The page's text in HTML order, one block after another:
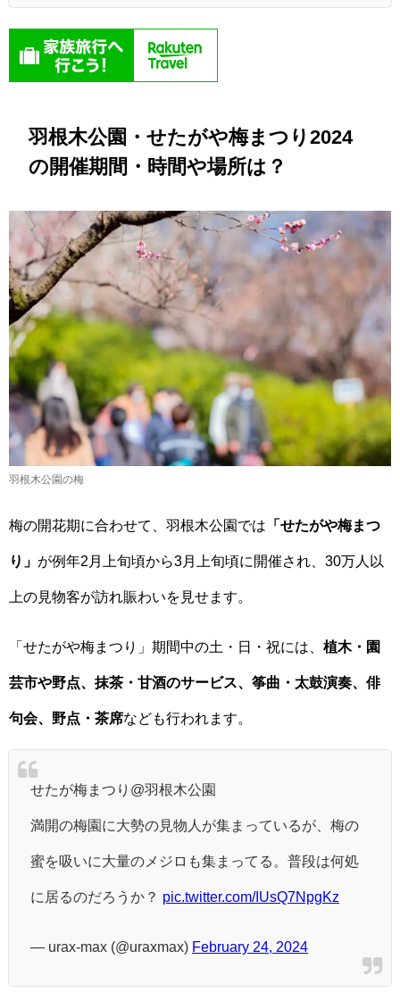
羽根木公園・せたがや梅まつり2024
の開催期間・時間や場所は？
羽根木公園の梅
梅の開花期に合わせて、羽根木公園では 「せたがや梅まつ
り」 が例年2月上旬頃から3月上旬頃に開催され、30万人以
上の見物客が訪れ賑わいを見せます。
「せたがや梅まつり」期間中の土・日・祝には、 植木・園
芸市や野点、抹茶・甘酒のサービス、筝曲・太鼓演奏、俳
句会、野点・茶席なども行われます。
せたが梅まつり@羽根木公園
満開の梅園に大勢の見物人が集まっているが、梅の
蜜を吸いに大量のメジロも集まってる。普段は何処
に居るのだろうか？ pic.twitter.com/IUsQ7NpgKz
— urax-max (@uraxmax) February 24, 2024